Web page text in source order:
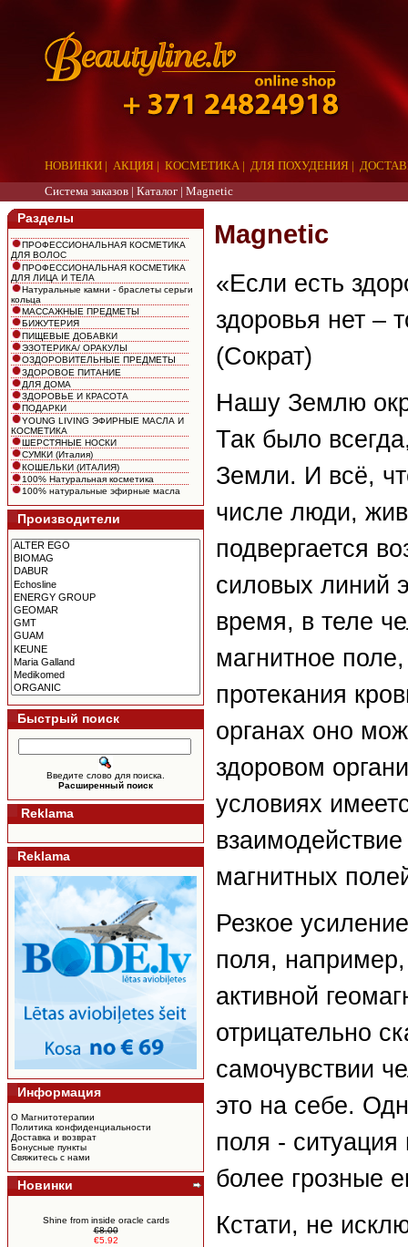
НОВИНКИ | АКЦИЯ | КОСМЕТИКА | ДЛЯ ПОХУДЕНИЯ |
Система заказов | Каталог | Magnetic
Разделы
ПРОФЕССИОНАЛЬНАЯ КОСМЕТИКА
ДЛЯ ВОЛОС
ПРОФЕССИОНАЛЬНАЯ КОСМЕТИКА
ДЛЯ ЛИЦА И ТЕЛА
Натуральные камни - браслеты серьги
кольца
МАССАЖНЫЕ ПРЕДМЕТЫ
БИЖУТЕРИЯ
ПИЩЕВЫЕ ДОБАВКИ
ЭЗОТЕРИКА/ ОРАКУЛЫ
ОЗДОРОВИТЕЛЬНЫЕ ПРЕДМЕТЫ
ЗДОРОВОЕ ПИТАНИЕ
ДЛЯ ДОМА
ЗДОРОВЬЕ И КРАСОТА
ПОДАРКИ
YOUNG LIVING ЭФИРНЫЕ МАСЛА И
КОСМЕТИКА
ШЕРСТЯНЫЕ НОСКИ
СУМКИ (Италия)
КОШЕЛЬКИ (ИТАЛИЯ)
100% Натуральная косметика
100% натуральные эфирные масла
Производители
Быстрый поиск
Введите слово для поиска.
Расширенный поиск
Reklama
Reklama
Информация
О Магнитотерапии
Политика конфиденциальности
Доставка и возврат
Бонусные пункты
Свяжитесь с нами
Новинки
Shine from inside oracle cards
€8.00
€5.92
Magnetic
«Если есть
здоровья нет –
(Сократ)
Нашу Землю
Так было
Земли. И всё,
числе люди,
подвергается
силовых линий
время, в теле
магнитное
протекания
органах оно
здоровом
условиях
магнитных
Резкое
поля,
активной
отрицательно
самочувствии
это на себе.
поля - ситуация
более грозные
Кстати, не